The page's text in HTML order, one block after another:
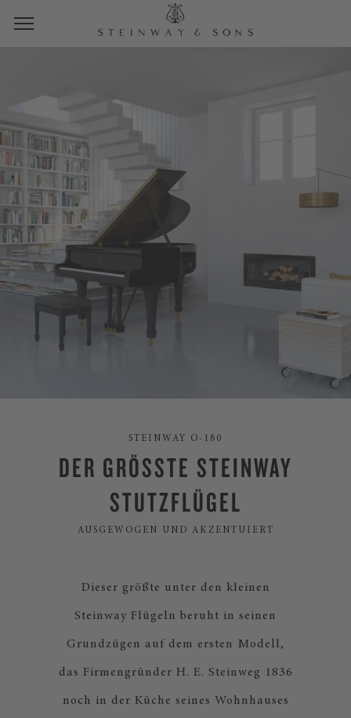
STEINWAY O-180
DER GRÖSSTE STEINWAY
STUTZFLÜGEL
AUSGEWOGEN UND AKZENTUIERT
Dieser größte unter den kleinen
Steinway Flügeln beruht in seinen
Grundzügen auf dem ersten Modell,
das Firmengründer H. E. Steinweg 1836
noch in der Küche seines Wohnhauses